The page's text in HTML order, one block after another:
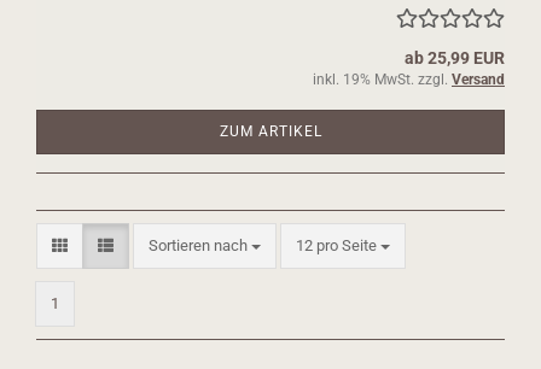
ab 25,99 EUR
inkl. 19% MwSt. zzgl. Versand
ZUM ARTIKEL
Sortieren nach
Sortieren nach 12 pro Seite
pro Seite
1